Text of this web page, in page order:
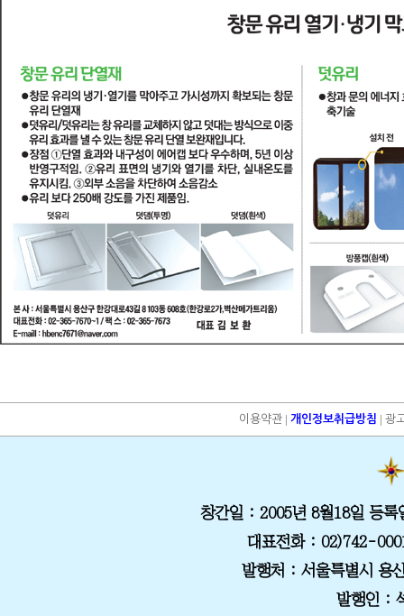
이용약관 |개인정보취급방침 |광
창간일 : 2005년 8월18일 등록
대표전화: 02)742-
발행처 : 서울특별시 용
발행인 :